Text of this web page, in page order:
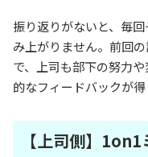
振り返りがないと、毎
み上がりません。前回
で、上司も部下の努力
的なフィードバックが得
【上司側】